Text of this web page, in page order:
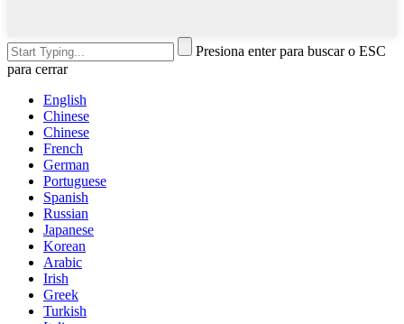
Presiona enter para buscar o ESC
para cerrar
English
Chinese
Chinese
French
German
Portuguese
Spanish
Russian
Japanese
Korean
Arabic
Irish
Greek
Turkish